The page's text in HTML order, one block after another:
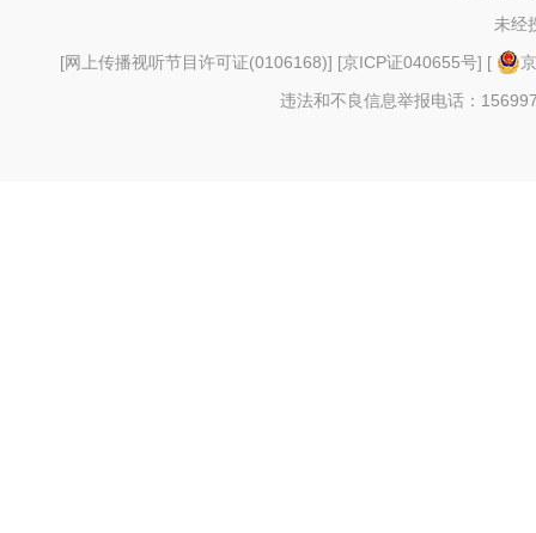
未经
[网上传播视听节目许可证(0106168)] [京ICP证040655号] [
违法和不良信息举报电话：